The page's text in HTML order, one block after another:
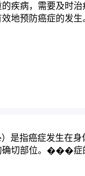
疾病，需要及时
地预防癌症的发生
）是指癌症发生
切部位。���